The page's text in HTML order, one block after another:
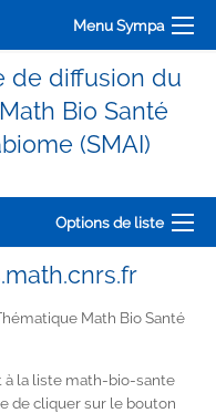
Menu Sympa
de diffusion du
Bio Santé
(SMAI)
Options de liste
Math Bio Santé
à la liste math-bio-sante
de cliquer sur le bouton